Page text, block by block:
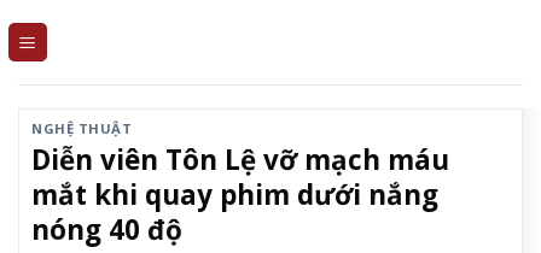
NGHỆ THUẬT
Diễn viên Tôn Lệ vỡ mạch máu
mắt khi quay phim dưới nắng
nóng 40 độ